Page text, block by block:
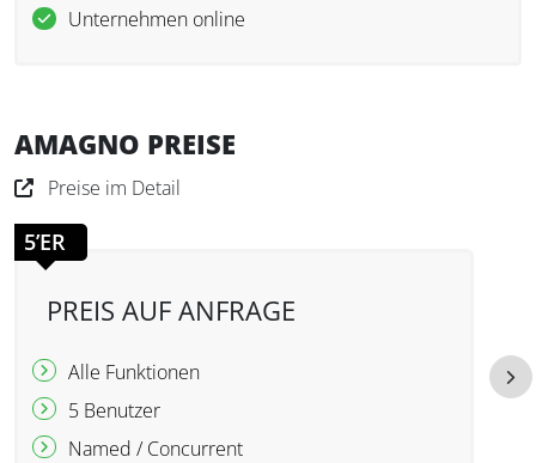
Unternehmen online
AMAGNO PREISE
Preise im Detail
5’ER
PREIS AUF ANFRAGE
Alle Funktionen
5 Benutzer
Named / Concurrent